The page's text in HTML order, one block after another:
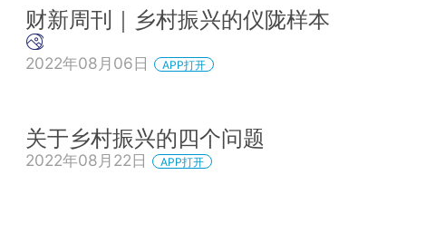
财新周刊｜乡村振兴的仪陇样本
2022年08月06日 APP打开
关于乡村振兴的四个问题
2022年08月22日 APP打开